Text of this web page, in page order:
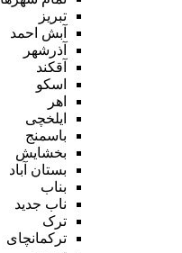
تبریز
آبش احمد
آذرشهر
آقکند
اسکو
اهر
ایلخچی
باسمنج
بخشایش
بستان آباد
بناب
ناب جدید
ترک
ترکمانچای